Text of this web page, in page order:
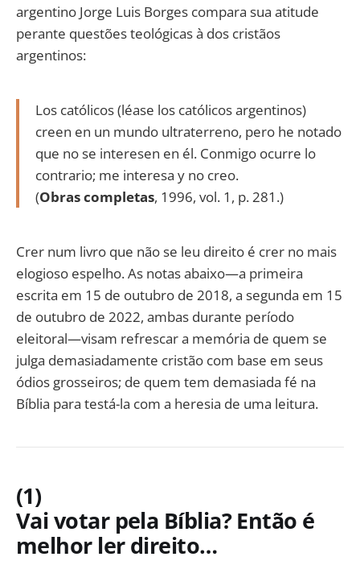
argentino Jorge Luis Borges compara sua atitude
perante questões teológicas à dos cristãos
argentinos:
Los católicos (léase los católicos argentinos)
creen en un mundo ultraterreno, pero he notado
que no se interesen en él. Conmigo ocurre lo
contrario; me interesa y no creo.
(Obras completas, 1996, vol. 1, p. 281.)
Crer num livro que não se leu direito é crer no mais
elogioso espelho. As notas abaixo—a primeira
escrita em 15 de outubro de 2018, a segunda em 15
de outubro de 2022, ambas durante período
eleitoral—visam refrescar a memória de quem se
julga demasiadamente cristão com base em seus
ódios grosseiros; de quem tem demasiada fé na
Bíblia para testá-la com a heresia de uma leitura.
(1)
Vai votar pela Bíblia? Então é
melhor ler direito…